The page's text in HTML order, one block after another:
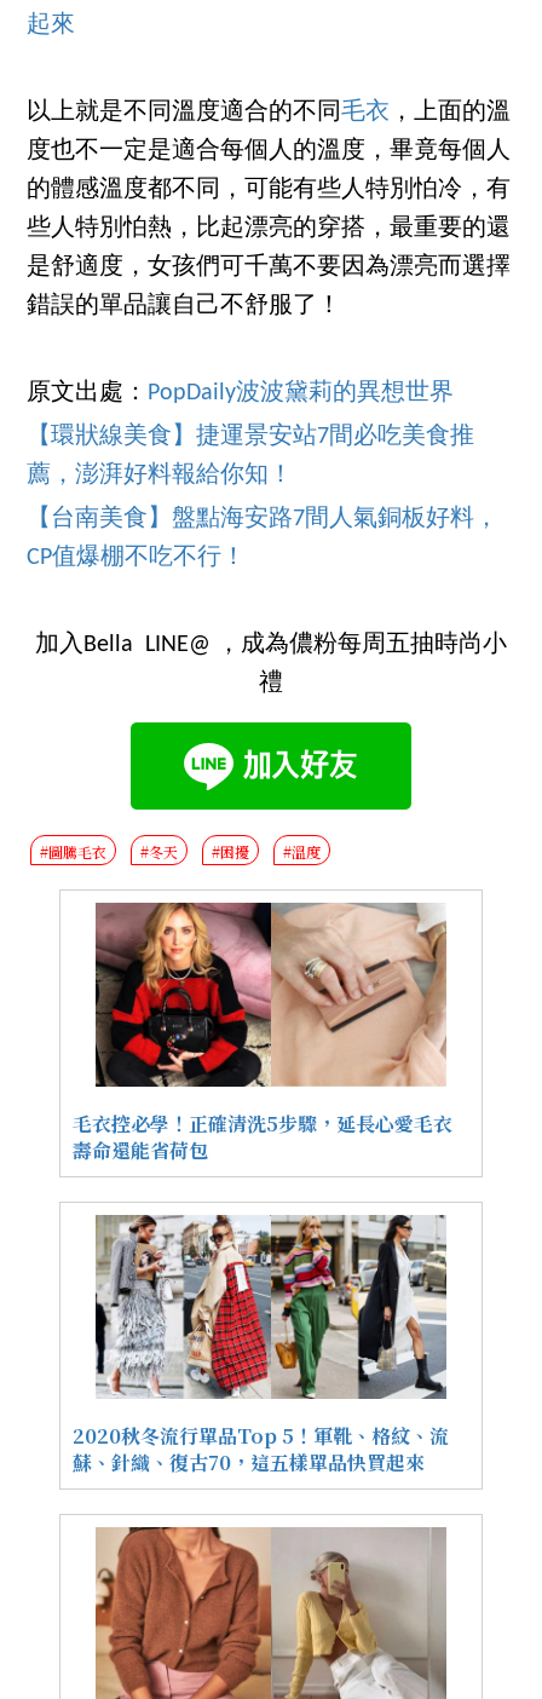
起來
以上就是不同溫度適合的不同毛衣 ，上面的溫
度也不一定是適合每個人的溫度，畢竟每個人
的體感溫度都不同，可能有些人特別怕冷，有
些人特別怕熱，比起漂亮的穿搭，最重要的還
是舒適度，女孩們可千萬不要因為漂亮而選擇
錯誤的單品讓自己不舒服了！
原文出處： PopDaily波波黛莉的異想世界
【環狀線美食】捷運景安站7間必吃美食推
薦，澎湃好料報給你知！
【台南美食】盤點海安路7間人氣銅板好料，
CP值爆棚不吃不行！
加入Bella LINE@ ，成為儂粉每周五抽時尚小
禮
#圖騰毛衣 #冬天 #困擾 #溫度
毛衣控必學！正確清洗5步驟，延長心愛毛衣
壽命還能省荷包
2020秋冬流行單品Top 5！軍靴、格紋、流
蘇、針織、復古70，這五樣單品快買起來